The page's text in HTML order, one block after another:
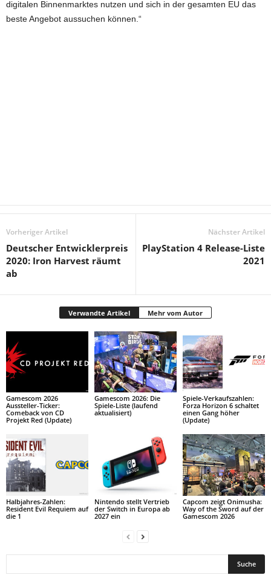
digitalen Binnenmarktes nutzen und sich in der gesamten EU das
beste Angebot aussuchen können.“
Vorheriger Artikel
Deutscher Entwicklerpreis
2020: Iron Harvest räumt
ab
Nächster Artikel
PlayStation 4 Release-Liste
2021
Verwandte Artikel Mehr vom Autor
Gamescom 2026
Aussteller-Ticker:
Comeback von CD
Projekt Red (Update)
Gamescom 2026: Die
Spiele-Liste (laufend
aktualisiert)
Spiele-Verkaufszahlen:
Forza Horizon 6 schaltet
einen Gang höher
(Update)
Halbjahres-Zahlen:
Resident Evil Requiem auf
die 1
Nintendo stellt Vertrieb
der Switch in Europa ab
2027 ein
Capcom zeigt Onimusha:
Way of the Sword auf der
Gamescom 2026